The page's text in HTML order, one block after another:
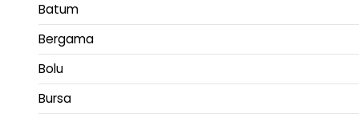
Batum
Bergama
Bolu
Bursa